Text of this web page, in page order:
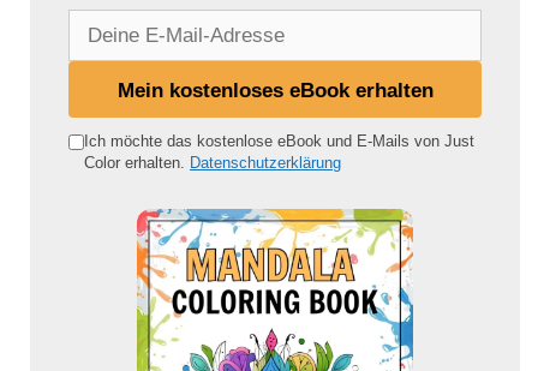
e
Mein kostenloses eBook erhalten
Ich möchte das kostenlose eBook und E-Mails von Just
Color erhalten. Datenschutzerklärung